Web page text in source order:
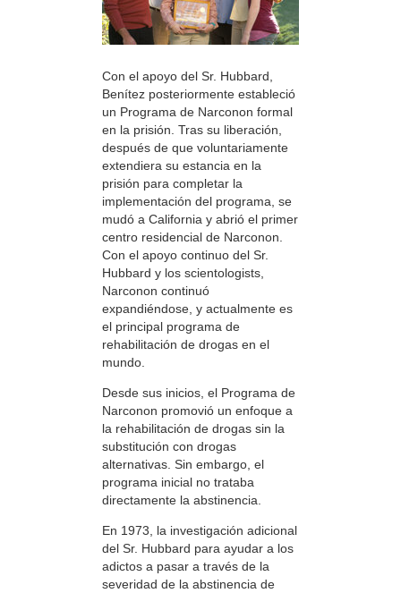
Con el apoyo del Sr. Hubbard,
Benítez posteriormente estableció
un Programa de Narconon formal
en la prisión. Tras su liberación,
después de que voluntariamente
extendiera su estancia en la
prisión para completar la
implementación del programa, se
mudó a California y abrió el primer
centro residencial de Narconon.
Con el apoyo continuo del Sr.
Hubbard y los scientologists,
Narconon continuó
expandiéndose, y actualmente es
el principal programa de
rehabilitación de drogas en el
mundo.
Desde sus inicios, el Programa de
Narconon promovió un enfoque a
la rehabilitación de drogas sin la
substitución con drogas
alternativas. Sin embargo, el
programa inicial no trataba
directamente la abstinencia.
En 1973, la investigación adicional
del Sr. Hubbard para ayudar a los
adictos a pasar a través de la
severidad de la abstinencia de